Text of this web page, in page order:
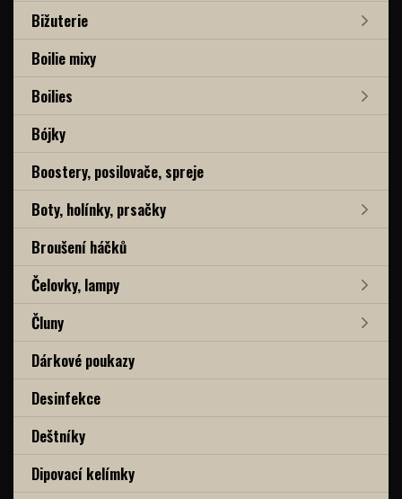
Bižuterie
Boilie mixy
Boilies
Bójky
Boostery, posilovače, spreje
Boty, holínky, prsačky
Broušení háčků
Čelovky, lampy
Čluny
Dárkové poukazy
Desinfekce
Deštníky
Dipovací kelímky